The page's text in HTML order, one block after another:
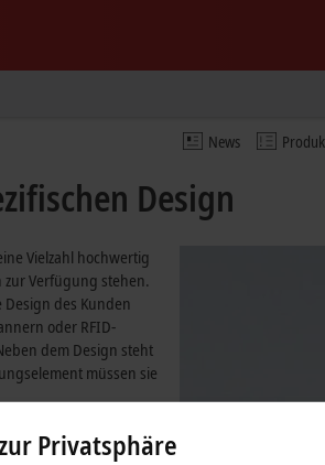
News
Design
Vielzahl hochwertig
Verfügung stehen.
des Kunden
oder RFID-
dem Design steht
müssen sie
und
und
Privatsphäre